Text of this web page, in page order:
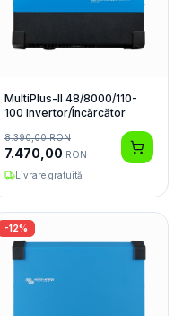
MultiPlus-II 48/8000/110-
100 Invertor/Încărcător
8.390,00RON
7.470,00 RON
Livrare gratuită
-12%